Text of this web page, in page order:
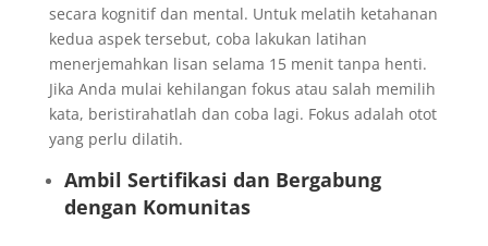
secara kognitif dan mental. Untuk melatih ketahanan
kedua aspek tersebut, coba lakukan latihan
menerjemahkan lisan selama 15 menit tanpa henti.
Jika Anda mulai kehilangan fokus atau salah memilih
kata, beristirahatlah dan coba lagi. Fokus adalah otot
yang perlu dilatih.
Ambil Sertifikasi dan Bergabung
dengan Komunitas